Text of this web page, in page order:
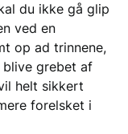
du ikke gå glip
ved en
op ad trinnene,
blive grebet af
helt sikkert
forelsket i